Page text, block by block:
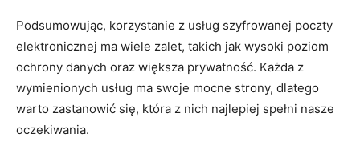
Podsumowując, korzystanie z usług szyfrowanej poczty
elektronicznej ma wiele zalet, takich jak wysoki poziom
ochrony danych oraz większa prywatność. Każda z
wymienionych usług ma swoje mocne strony, dlatego
warto zastanowić się, która z nich najlepiej spełni nasze
oczekiwania.